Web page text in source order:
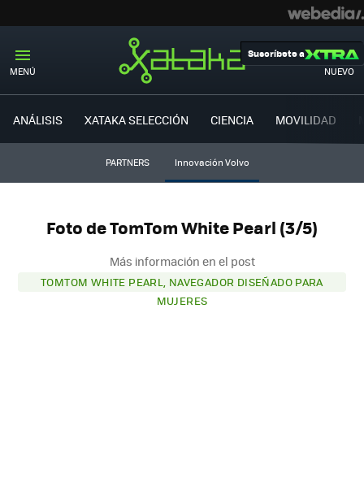
MENÚ NUEVO
Suscríbete a
ANÁLISIS XATAKA SELECCIÓN CIENCIA MOVILIDAD
PARTNERS Innovación Volvo
Foto de TomTom White Pearl (3/5)
Más información en el post
TOMTOM WHITE PEARL, NAVEGADOR DISEÑADO PARA
MUJERES